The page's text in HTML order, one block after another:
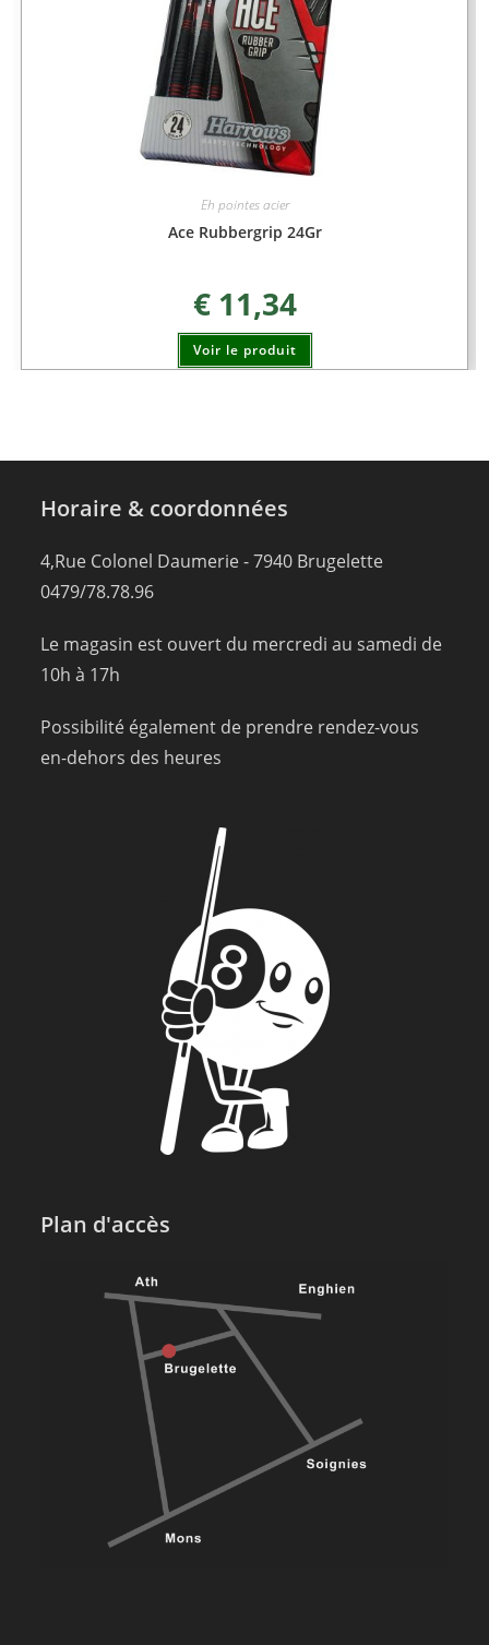
Eh pointes acier
Ace Rubbergrip 24Gr
€11,34
Voir le produit
Horaire & coordonnées
4,Rue Colonel Daumerie - 7940 Brugelette
0479/78.78.96
Le magasin est ouvert du mercredi au samedi de
10h à 17h
Possibilité également de prendre rendez-vous
en-dehors des heures
Plan d'accès